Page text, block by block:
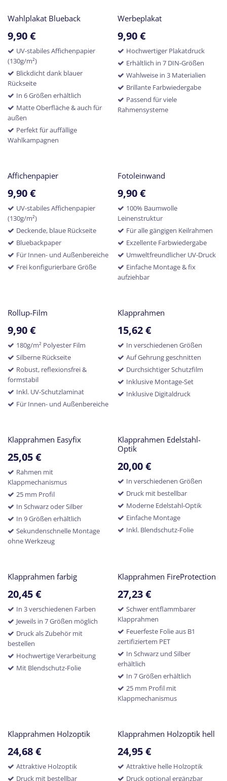
Wahlplakat Blueback
9,90€
UV-stabiles Affichenpapier
(130g/m²)
Blickdicht dank blauer
Rückseite
In 6 Größen erhältlich
Matte Oberfläche & auch für
außen
Perfekt für auffällige
Wahlkampagnen
Werbeplakat
9,90€
Hochwertiger Plakatdruck
Erhältlich in 7 DIN-Größen
Wahlweise in 3 Materialien
Brillante Farbwiedergabe
Passend für viele
Rahmensysteme
Affichenpapier
9,90€
UV-stabiles Affichenpapier
(130g/m²)
Deckende, blaue Rückseite
Bluebackpaper
Für Innen- und Außenbereiche
Frei konfigurierbare Größe
Fotoleinwand
9,90€
100% Baumwolle
Leinenstruktur
Für alle gängigen Keilrahmen
Exzellente Farbwiedergabe
Umweltfreundlicher UV-Druck
Einfache Montage & fix
aufziehbar
Rollup-Film
9,90€
180g/m² Polyester Film
Silberne Rückseite
Robust, reflexionsfrei &
formstabil
Inkl. UV-Schutzlaminat
Für Innen- und Außenbereiche
Klapprahmen
15,62€
In verschiedenen Größen
Auf Gehrung geschnitten
Durchsichtiger Schutzfilm
Inklusive Montage-Set
Inklusive Digitaldruck
Klapprahmen Easyfix
25,05€
Rahmen mit
Klappmechanismus
25 mm Profil
In Schwarz oder Silber
In 9 Größen erhältlich
Sekundenschnelle Montage
ohne Werkzeug
Klapprahmen Edelstahl-
Optik
20,00€
In verschiedenen Größen
Druck mit bestellbar
Moderne Edelstahl-Optik
Einfache Montage
Inkl. Blendschutz-Folie
Klapprahmen farbig
20,45€
In 3 verschiedenen Farben
Jeweils in 7 Größen möglich
Druck als Zubehör mit
bestellen
Hochwertige Verarbeitung
Mit Blendschutz-Folie
Klapprahmen FireProtection
27,23€
Schwer entflammbarer
Klapprahmen
Feuerfeste Folie aus B1
zertifiziertem PET
In Schwarz und Silber
erhältlich
In 7 Größen erhältlich
25 mm Profil mit
Klappmechanismus
Klapprahmen Holzoptik
24,68€
Attraktive Holzoptik
Druck mit bestellbar
Klapprahmen Holzoptik hell
24,95€
Attraktive helle Holzoptik
Druck optional ergänzbar